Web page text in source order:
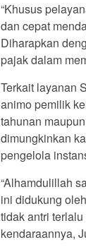
“Khusus
dan cepat
Diharapkan
pajak dalam
Terkait layanan
animo pemilik
tahunan
dimungkinkan
pengelola
“Alhamdulillah
ini didukung
tidak antri
kendaraannya,